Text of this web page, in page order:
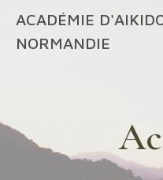
ACADÉMIE
NORMANDIE